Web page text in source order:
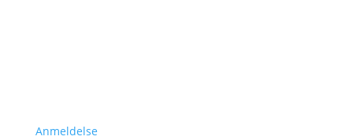
Anmeldelse